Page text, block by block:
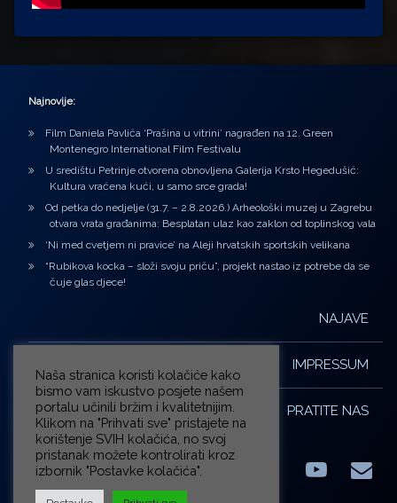
Najnovije:
Film Daniela Pavlića ‘Prašina u vitrini’ nagrađen na 12. Green
Montenegro International Film Festivalu
U središtu Petrinje otvorena obnovljena Galerija Krsto Hegedušić:
Kultura vraćena kući, u samo srce grada!
Od petka do nedjelje (31.7. – 2.8.2026.) Arheološki muzej u Zagrebu
otvara vrata građanima: Besplatan ulaz kao zaklon od toplinskog vala
‘Ni med cvetjem ni pravice’ na Aleji hrvatskih sportskih velikana
“Rubikova kocka – složi svoju priču”, projekt nastao iz potrebe da se
čuje glas djece!
NAJAVE
IMPRESSUM
PRATITE NAS
FacebookLinkedIn E-
Naša stranica koristi kolačiće kako
bismo vam iskustvo posjete našem
portalu učinili bržim i kvalitetnijim.
Klikom na "Prihvati sve" pristajete na
korištenje SVIH kolačića, no svoj
pristanak možete kontrolirati kroz
izbornik "Postavke kolačića".